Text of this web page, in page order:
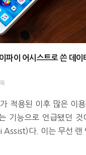
파이 어시스트로 쓴 데이
적용된 이후 많은 이
기능으로 언급됐던 것
다. 이는 무선 랜